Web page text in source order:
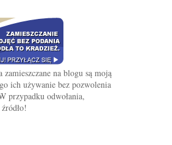
zamieszczane na blogu są moją
ich używanie bez pozwolenia
przypadku odwołania,